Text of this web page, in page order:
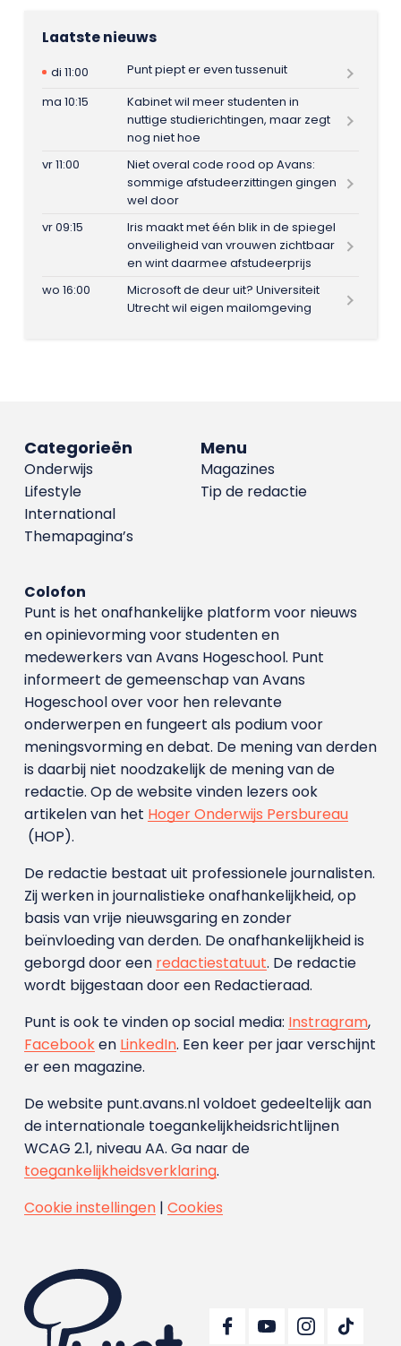
Laatste nieuws
di 11:00
Punt piept er even tussenuit
ma 10:15
Kabinet wil meer studenten in
nuttige studierichtingen, maar zegt
nog niet hoe
vr 11:00
Niet overal code rood op Avans:
sommige afstudeerzittingen gingen
wel door
vr 09:15
Iris maakt met één blik in de spiegel
onveiligheid van vrouwen zichtbaar
en wint daarmee afstudeerprijs
wo 16:00
Microsoft de deur uit? Universiteit
Utrecht wil eigen mailomgeving
Menu
Magazines
Tip de redactie
Categorieën
Onderwijs
Lifestyle
International
Themapagina’s
Colofon
Punt is het onafhankelijke platform voor nieuws
en opinievorming voor studenten en
medewerkers van Avans Hoge­school. Punt
informeert de gemeenschap van Avans
Hogeschool over voor hen relevante
onderwerpen en fungeert als podium voor
meningsvorming en debat. De mening van derden
is daarbij niet noodzakelijk de mening van de
redactie. Op de website vinden lezers ook
artikelen van het Hoger Onderwijs Persbureau
(HOP).
De redactie bestaat uit professionele journalisten.
Zij werken in journalistieke onafhankelijkheid, op
basis van vrije nieuwsgaring en zonder
beïnvloeding van derden. De onafhankelijkheid is
geborgd door een redactiestatuut. De redactie
wordt bijgestaan door een Redactieraad.
Punt is ook te vinden op social media: Instragram,
Facebooken LinkedIn. Een keer per jaar verschijnt
er een magazine.
De website punt.avans.nl voldoet gedeeltelijk aan
de internationale toegankelijkheidsrichtlijnen
WCAG 2.1, niveau AA. Ga naar de
toegankelijkheidsverklaring.
Cookie instellingen| Cookies